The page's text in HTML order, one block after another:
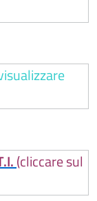
(cliccare sul